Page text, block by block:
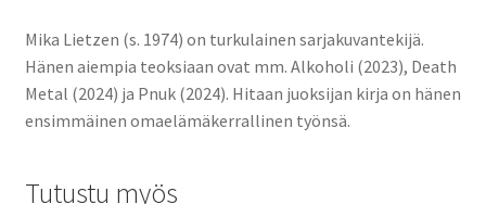
Mika Lietzen (s. 1974) on turkulainen sarjakuvantekijä.
Hänen aiempia teoksiaan ovat mm. Alkoholi (2023), Death
Metal (2024) ja Pnuk (2024). Hitaan juoksijan kirja on hänen
ensimmäinen omaelämäkerrallinen työnsä.
Tutustu myös